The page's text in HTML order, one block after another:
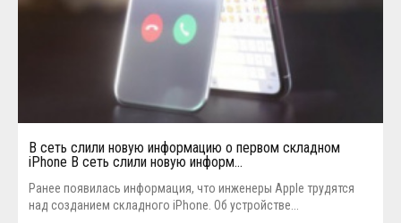
В сеть слили новую информацию о первом складном
iPhone В сеть слили новую информ…
Ранее появилась информация, что инженеры Apple трудятся
над созданием складного iPhone. Об устройстве...